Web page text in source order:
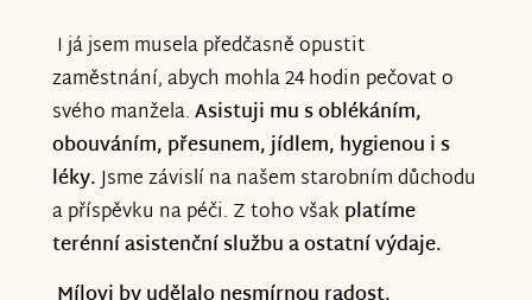
I já jsem musela předčasně opustit
zaměstnání, abych mohla 24 hodin pečovat o
svého manžela.Asistuji mu s oblékáním,
obouváním, přesunem, jídlem, hygienou i s
léky.Jsme závislí na našem starobním důchodu
a příspěvku na péči. Z toho však platíme
terénní asistenční službu a ostatní výdaje.